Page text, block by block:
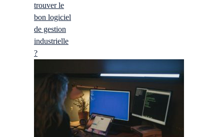
trouver le
bon logiciel
de gestion
industrielle
?